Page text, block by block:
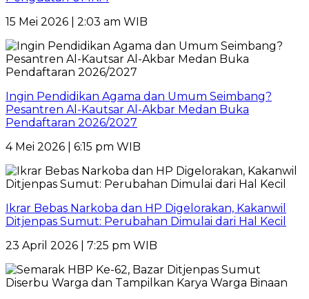
15 Mei 2026 | 2:03 am WIB
Ingin Pendidikan Agama dan Umum Seimbang?
Pesantren Al-Kautsar Al-Akbar Medan Buka
Pendaftaran 2026/2027
4 Mei 2026 | 6:15 pm WIB
Ikrar Bebas Narkoba dan HP Digelorakan, Kakanwil
Ditjenpas Sumut: Perubahan Dimulai dari Hal Kecil
23 April 2026 | 7:25 pm WIB